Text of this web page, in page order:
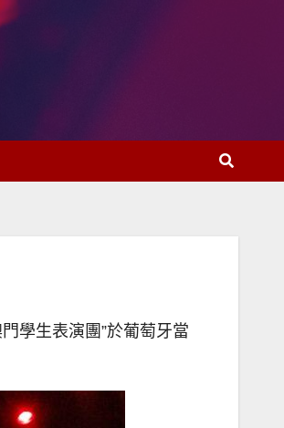
學生表演團”於葡萄牙當